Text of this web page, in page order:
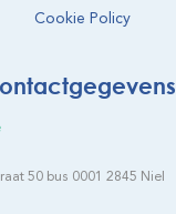
Cookie Policy
50 bus 0001 2845 Niel